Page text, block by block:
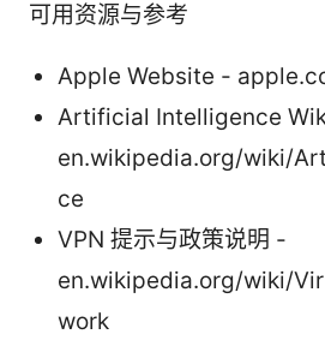
可用资源与参考
Apple Website -
Artificial Intelligence
en.wikipedia.org/wiki/
ce
VPN 提示与政策说明 -
en.wikipedia.org/wiki/
work